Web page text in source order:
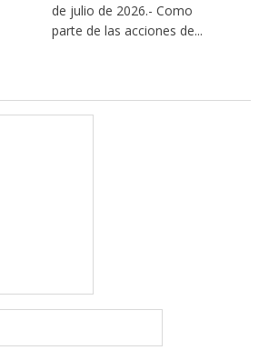
de julio de 2026.- Como
parte de las acciones de...